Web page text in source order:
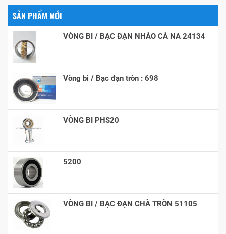
SẢN PHẨM MỚI
VÒNG BI / BẠC ĐẠN NHÀO CÀ NA 24134
Vòng bi / Bạc đạn tròn : 698
VÒNG BI PHS20
5200
VÒNG BI / BẠC ĐẠN CHÀ TRÒN 51105